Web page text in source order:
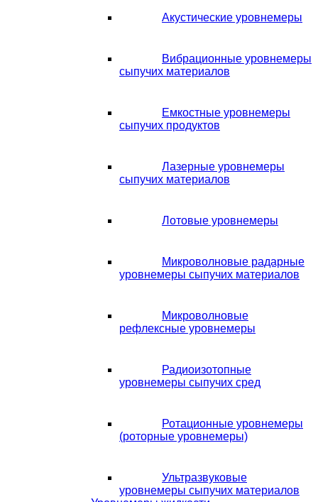
Акустические уровнемеры
Вибрационные уровнемеры
сыпучих материалов
Емкостные уровнемеры
сыпучих продуктов
Лазерные уровнемеры
сыпучих материалов
Лотовые уровнемеры
Микроволновые радарные
уровнемеры сыпучих материалов
Микроволновые
рефлексные уровнемеры
Радиоизотопные
уровнемеры сыпучих сред
Ротационные уровнемеры
(роторные уровнемеры)
Ультразвуковые
уровнемеры сыпучих материалов